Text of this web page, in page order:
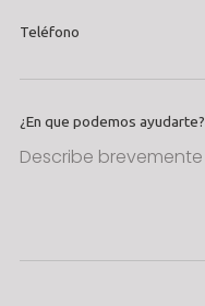
Teléfono
¿En que podemos ayudarte?